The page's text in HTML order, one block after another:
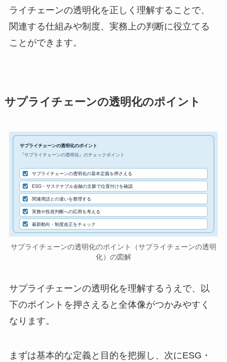
ライチェーンの透明化を正しく理解することで、
関連する仕組みや制度、実務上の判断に役立てる
ことができます。
サプライチェーンの透明化のポイント
サプライチェーンの透明化のポイント
『サプライチェーンの透明化』のチェックポイント
サプライチェーンの透明化の基本定義を押さえる
ESG・サステナブル金融の文脈で位置付けを確認
関連用語との違いを整理する
実務や投資判断への応用を考える
最新動向・制度改正をチェック
サプライチェーンの透明化のポイント（サプライチェーンの透明
化）の図解
サプライチェーンの透明化を理解するうえで、以
下のポイントを押さえると全体像がつかみやすく
なります。
まずは基本的な定義と目的を把握し、次にESG・